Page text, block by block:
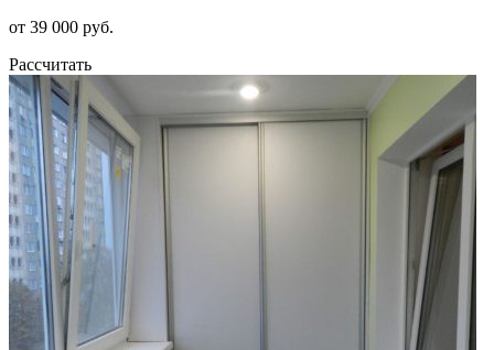
от 39 000 руб.
Рассчитать